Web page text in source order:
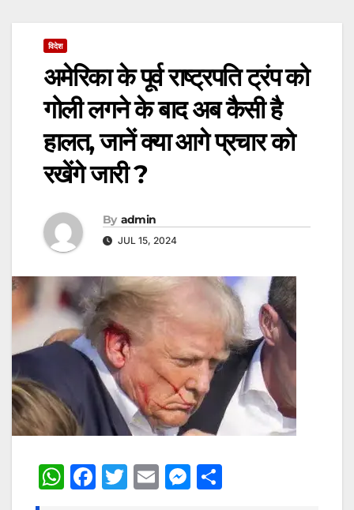
विदेश
अमेरिका के पूर्व राष्ट्रपति ट्रंप को
गोली लगने के बाद अब कैसी है
हालत, जानें क्या आगे प्रचार को
रखेंगे जारी ?
By admin
JUL 15, 2024
W F
T
E
M